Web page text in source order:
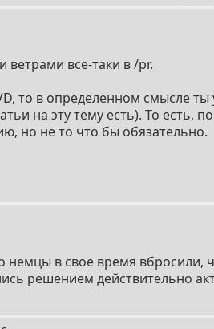
все-таки в /pr.
то в определенном смысле ты
на эту тему есть). То есть,
но не то что бы обязательно.
немцы в свое время
решением действительно